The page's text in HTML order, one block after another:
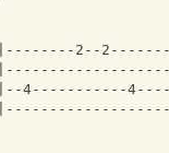
2--
|--4-----------